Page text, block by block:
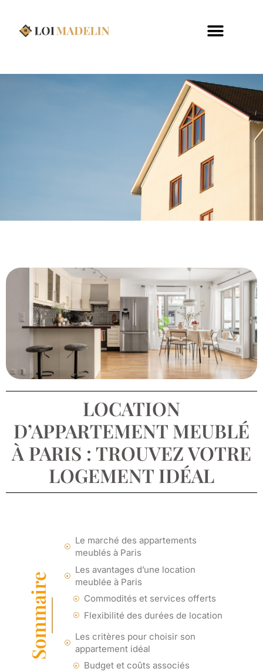
LOCATION
D’APPARTEMENT MEUBLÉ
À PARIS : TROUVEZ VOTRE
LOGEMENT IDÉAL
Sommaire
Le marché des appartements
meublés à Paris
Les avantages d’une location
meublée à Paris
Commodités et services offerts
Flexibilité des durées de location
Les critères pour choisir son
appartement idéal
Budget et coûts associés